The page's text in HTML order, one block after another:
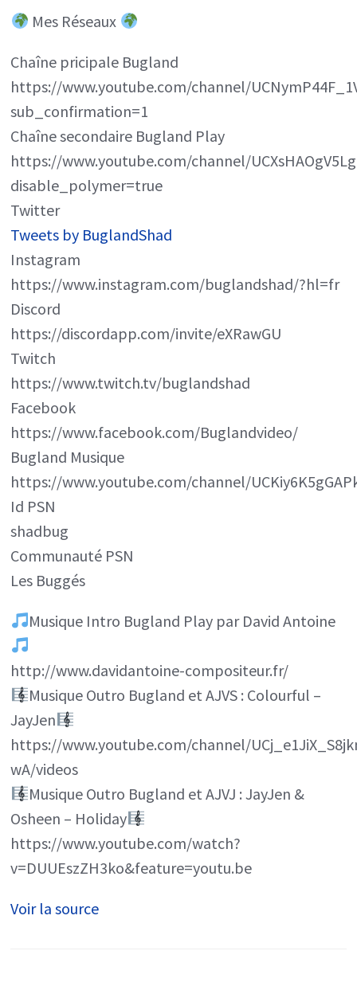
Mes Réseaux
Chaîne pricipale Bugland
https://www.youtube.com/channel/
sub_confirmation=1
Chaîne secondaire Bugland Play
https://www.youtube.com/channel/
disable_polymer=true
Twitter
Tweets by BuglandShad
Instagram
https://www.instagram.com/buglandshad/?hl=fr
Discord
https://discordapp.com/invite/eXRawGU
Twitch
https://www.twitch.tv/buglandshad
Facebook
https://www.facebook.com/Buglandvideo/
Bugland Musique
https://www.youtube.com/channel/
Id PSN
shadbug
Communauté PSN
Les Buggés
Musique Intro Bugland Play par David Antoine
http://www.davidantoine-compositeur.fr/
Musique Outro Bugland et AJVS : Colourful –
JayJen
https://www.youtube.com/channel/
wA/videos
Musique Outro Bugland et AJVJ : JayJen &
Osheen – Holiday
https://www.youtube.com/watch?
v=DUUEszZH3ko&feature=youtu.be
Voir la source